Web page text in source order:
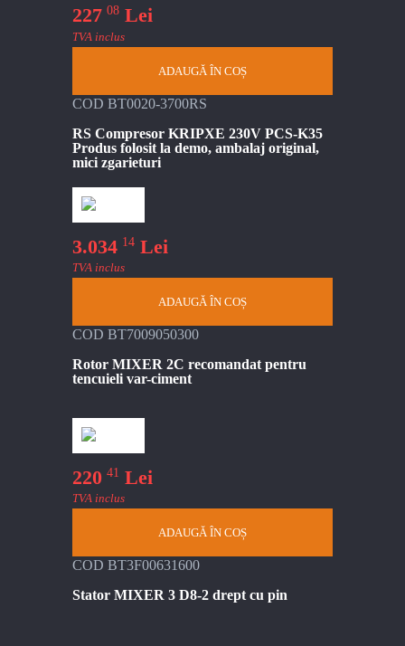
227 08 Lei
TVA inclus
ADAUGĂ ÎN COȘ
COD BT0020-3700RS
RS Compresor KRIPXE 230V PCS-K35
Produs folosit la demo, ambalaj original,
mici zgarieturi
3.034 14 Lei
TVA inclus
ADAUGĂ ÎN COȘ
COD BT7009050300
Rotor MIXER 2C recomandat pentru
tencuieli var-ciment
220 41 Lei
TVA inclus
ADAUGĂ ÎN COȘ
COD BT3F00631600
Stator MIXER 3 D8-2 drept cu pin